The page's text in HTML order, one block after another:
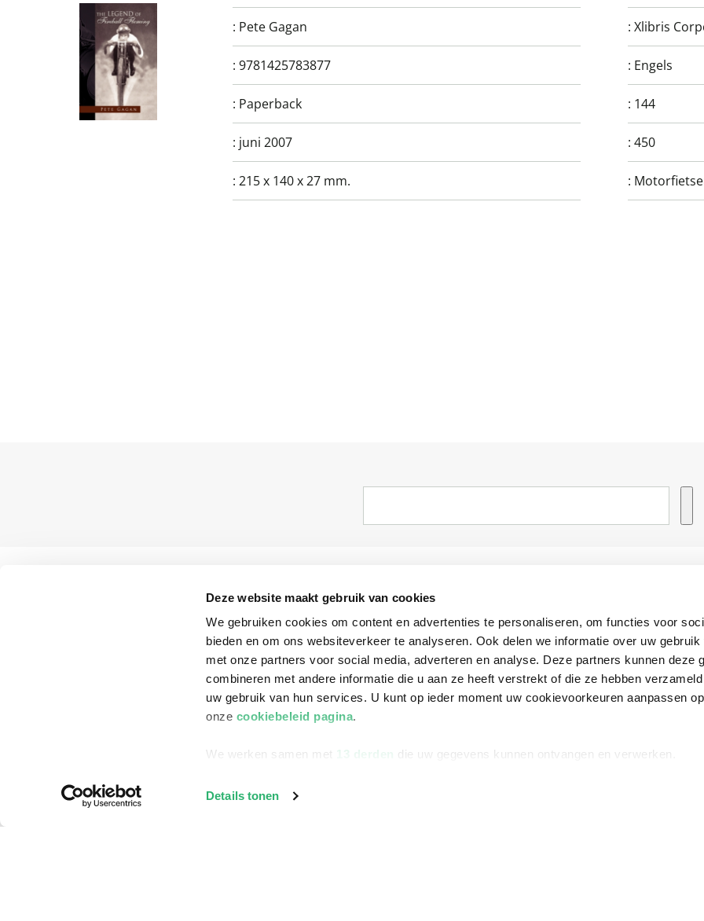
Deze website maakt gebruik van cookies
We gebruiken cookies om content en advertenties te personaliseren, om functies voor
bieden en om ons websiteverkeer te analyseren. Ook delen we informatie over uw
met onze partners voor social media, adverteren en analyse. Deze partners kunnen deze
combineren met andere informatie die u aan ze heeft verstrekt of die ze hebben
uw gebruik van hun services. U kunt op ieder moment uw cookievoorkeuren aanpassen op
onze cookiebeleid pagina.
We werken samen met 13 derden die uw gegevens kunnen ontvangen en verwerken.
Details tonen
: Pete Gagan :Xlibris
: 9781425783877 : Engels
: Paperback : 144
: juni 2007 :450
: 215 x 140 x 27 mm. :
Bezorging
Betalen
Retourneren
Veelgestelde vragen
Vacatures
Winkels en openingstijden
Cadeaukaart
Vulnerability Disclosure policy
Instagram
088 - 133 84